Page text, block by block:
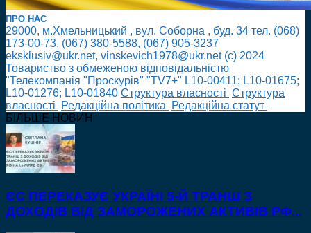
ПРО НАС
29000, м.Хмельницький , вул. Соборна , буд. 34 тел. (068)
173-00-73, (067) 380-5588, (067) 905-3237
eksklusiv@ukr.net, vinskevich1978@ukr.net (с) 2024
Товариство з обмеженою відповідальністю
"Телекомпанія "Проскурів" "TV7+" L10-00411; L10-01675;
L10-01276; L10-01840 Cтруктура власності Cтруктура
власності
Редакційна політика
Редакційна статут
БІЛЬШЕ НОВИН
ЄС ПЕРЕКАЗУЄ УКРАЇНІ 5-Й ТРАНШ З
ДОХОДІВ ВІД ЗАМОРОЖЕНИХ АКТИВІВ РФ...